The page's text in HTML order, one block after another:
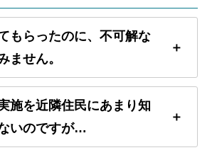
もらったのに、不可解な
ません。
施を近隣住民にあまり知
いのですが…